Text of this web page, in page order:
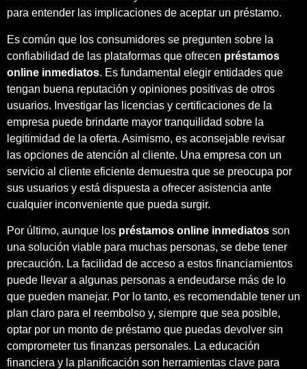
para entender las implicaciones de aceptar un préstamo.
Es común que los consumidores se pregunten sobre la
confiabilidad de las plataformas que ofrecen préstamos
online inmediatos. Es fundamental elegir entidades que
tengan buena reputación y opiniones positivas de otros
usuarios. Investigar las licencias y certificaciones de la
empresa puede brindarte mayor tranquilidad sobre la
legitimidad de la oferta. Asimismo, es aconsejable revisar
las opciones de atención al cliente. Una empresa con un
servicio al cliente eficiente demuestra que se preocupa por
sus usuarios y está dispuesta a ofrecer asistencia ante
cualquier inconveniente que pueda surgir.
Por último, aunque los préstamos online inmediatos son
una solución viable para muchas personas, se debe tener
precaución. La facilidad de acceso a estos financiamientos
puede llevar a algunas personas a endeudarse más de lo
que pueden manejar. Por lo tanto, es recomendable tener un
plan claro para el reembolso y, siempre que sea posible,
optar por un monto de préstamo que puedas devolver sin
comprometer tus finanzas personales. La educación
financiera y la planificación son herramientas clave para